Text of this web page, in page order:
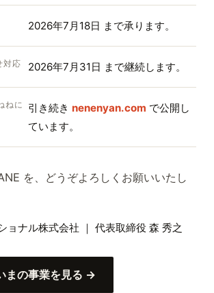
2026年7月18日 まで承ります。
対応 2026年7月31日 まで継続します。
ねに
引き続き nenenyan.com で公開し
ています。
を、どうぞよろしくお願いいたし
ョナル株式会社 ｜ 代表取締役 森 秀之
まの事業を見る →